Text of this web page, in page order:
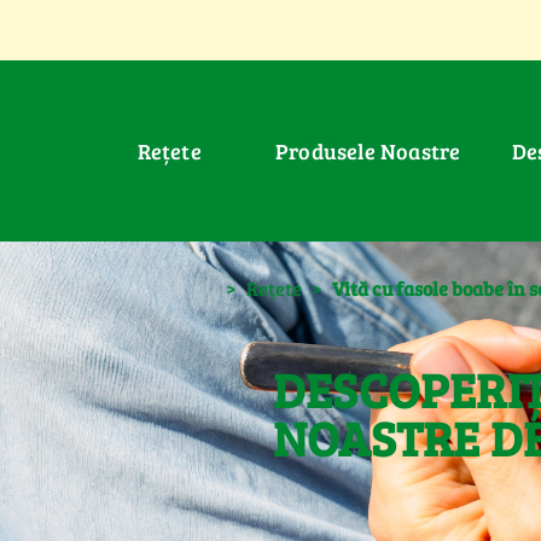
Rețete Produsele Noastre
> Rețete > Vită cu fasole boabe în
NOASTRE